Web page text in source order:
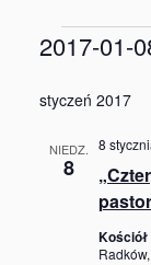
w
2017-01-
datę.
styczeń 2017
NIEDZ.
8
8